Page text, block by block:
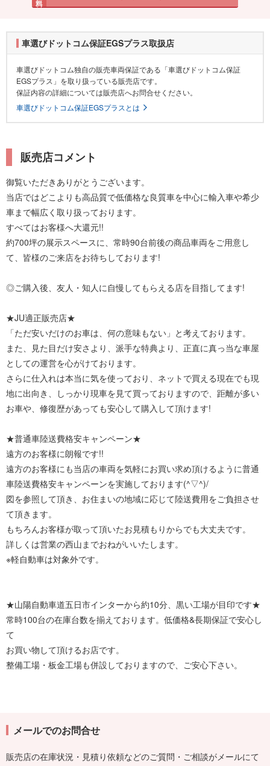
車選びドットコム保証EGSプラス取扱店
車選びドットコム独自の販売車両保証である「車選びドットコム保証
EGSプラス」を取り扱っている販売店です。
保証内容の詳細については販売店へお問合せください。
車選びドットコム保証EGSプラスとは
販売店コメント
御覧いただきありがとうございます。
当店ではどこよりも高品質で低価格な良質車を中心に輸入車や希少
車まで幅広く取り扱っております。
すべてはお客様へ大還元!!
約700坪の展示スペースに、常時90台前後の商品車両をご用意し
て、皆様のご来店をお待ちしております!
◎ご購入後、友人・知人に自慢してもらえる店を目指してます!
★JU適正販売店★
「ただ安いだけのお車は、何の意味もない」と考えております。
また、見た目だけ安さより、派手な特典より、正直に真っ当な車屋
としての運営を心がけております。
さらに仕入れは本当に気を使っており、ネットで買える現在でも現
地に出向き、しっかり現車を見て買っておりますので、距離が多い
お車や、修復歴があっても安心して購入して頂けます!
★普通車陸送費格安キャンペーン★
遠方のお客様に朗報です!!
遠方のお客様にも当店の車両を気軽にお買い求め頂けるように普通
車陸送費格安キャンペーンを実施しております(^▽^)/
図を参照して頂き、お住まいの地域に応じて陸送費用をご負担させ
て頂きます。
もちろんお客様が取って頂いたお見積もりからでも大丈夫です。
詳しくは営業の西山までおねがいいたします。
※軽自動車は対象外です。
★山陽自動車道五日市インターから約10分、黒い工場が目印です★
常時100台の在庫台数を揃えております。低価格&長期保証で安心し
て
お買い物して頂けるお店です。
整備工場・板金工場も併設しておりますので、ご安心下さい。
メールでのお問合せ
販売店の在庫状況・見積り依頼などのご質問・ご相談がメールにて